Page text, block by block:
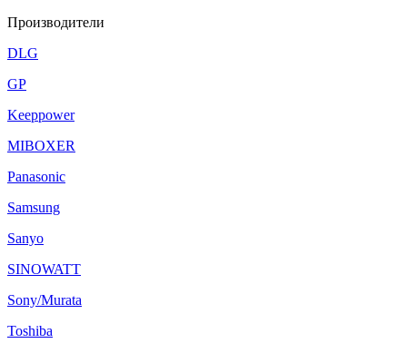
Производители
DLG
GP
Keeppower
MIBOXER
Panasonic
Samsung
Sanyo
SINOWATT
Sony/Murata
Toshiba